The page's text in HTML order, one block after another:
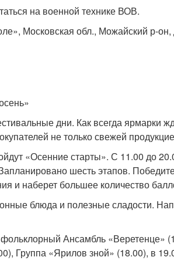
на военной технике ВОВ.
Московская обл., Можайский р-
дни. Как всегда ярмарки
не только свежей
«Осенние старты». С 11.00 до
шесть этапов.
и наберет большее количество
блюда и полезные сладости.
Ансамбль «Веретенце»
Группа «Ярилов зной» (18.00), в